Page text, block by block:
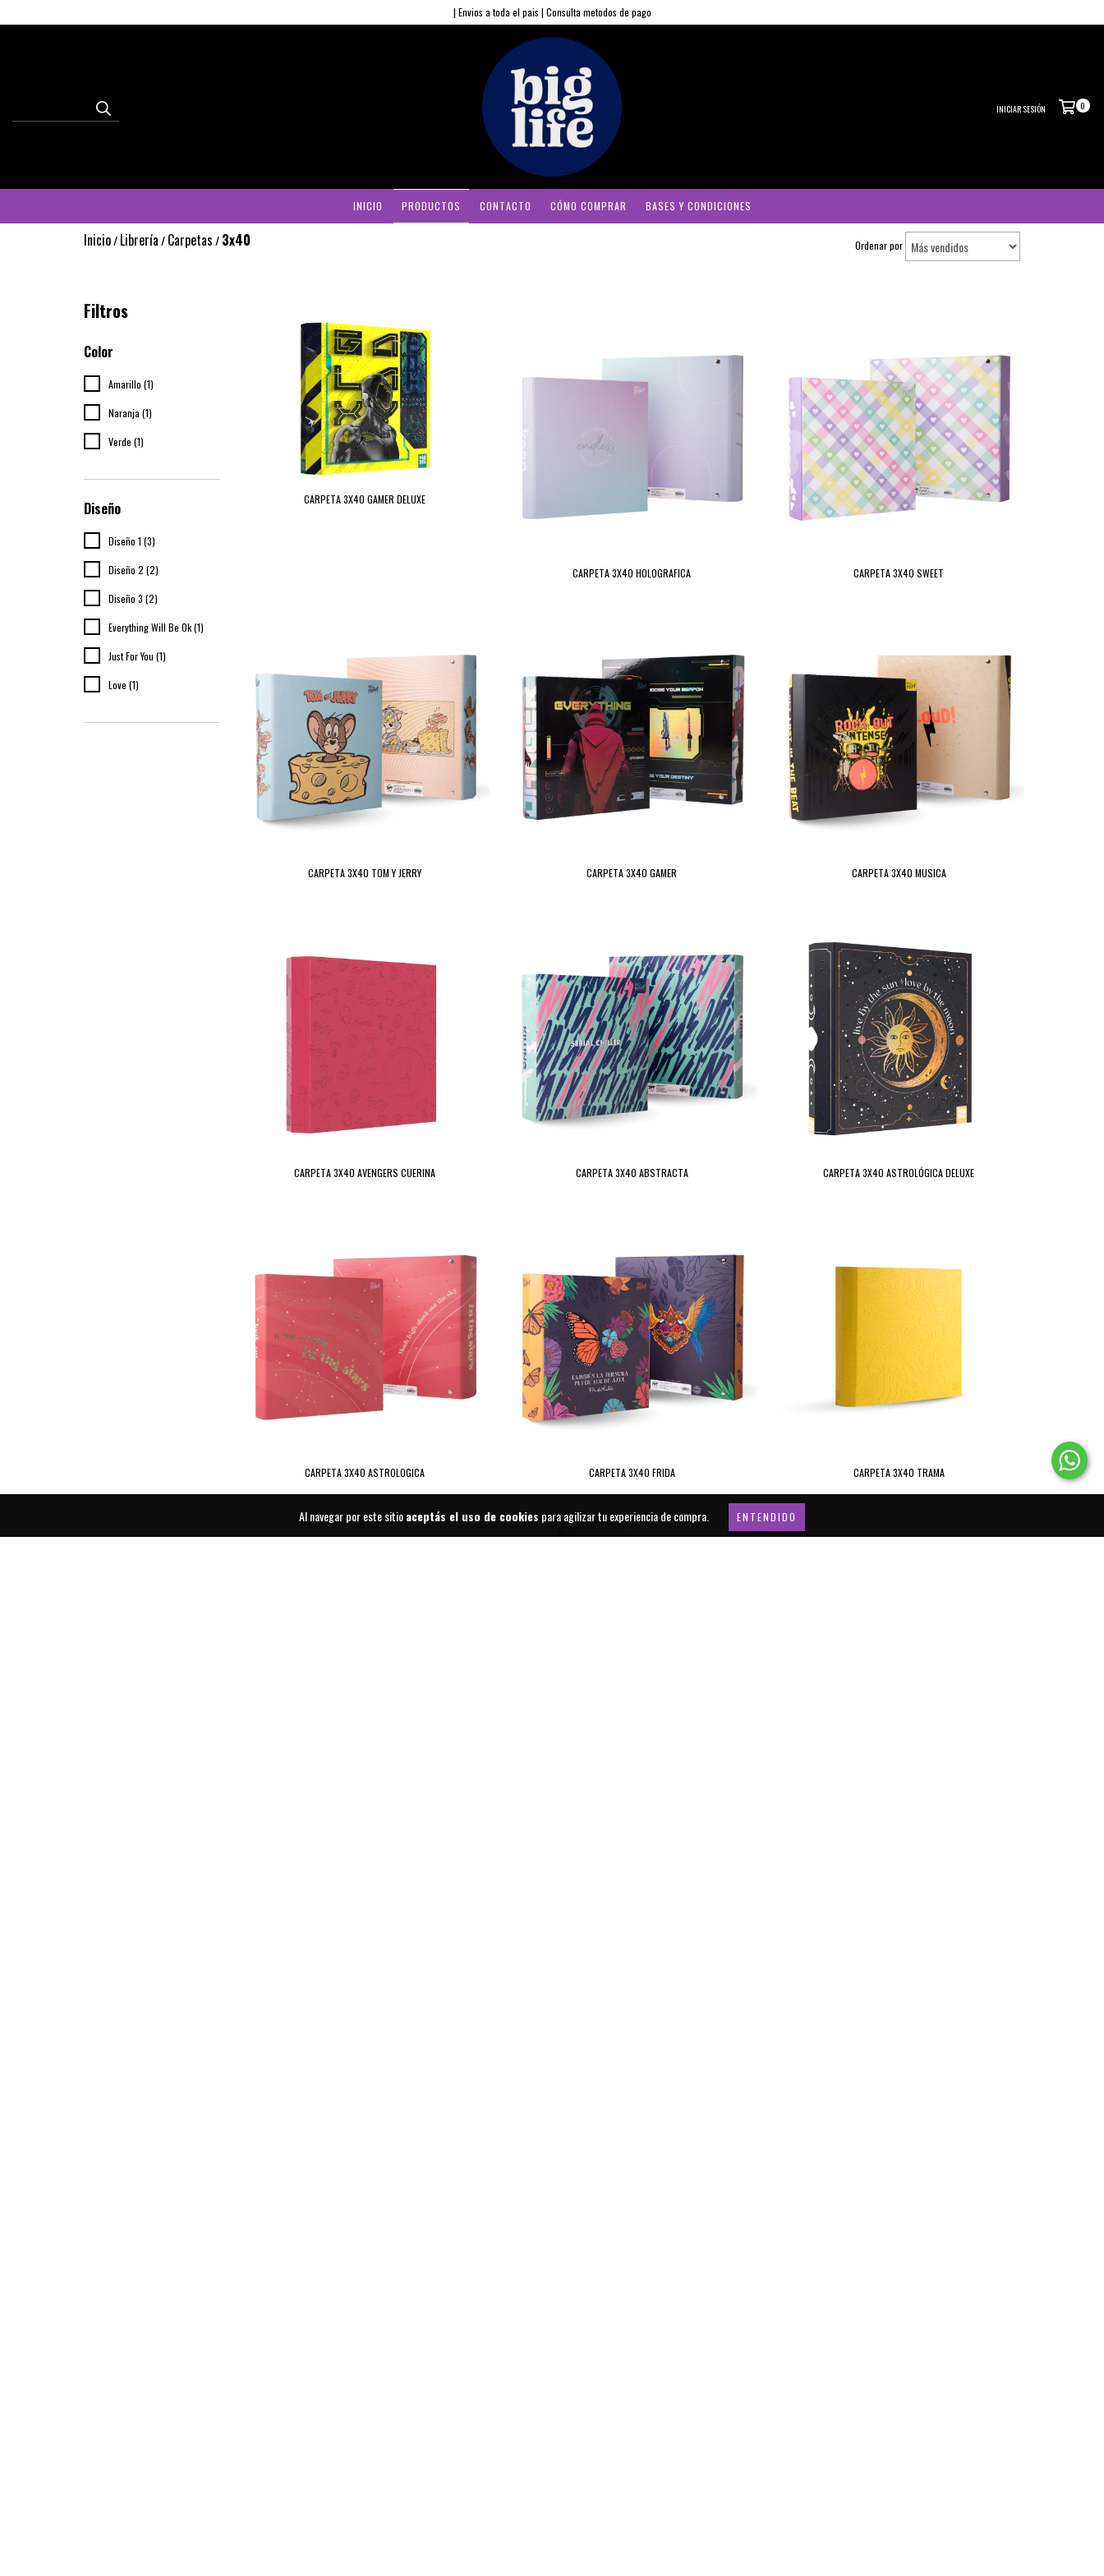
Al navegar por este sitioaceptás el uso de cookies para agilizar tu experiencia de compra. ENTENDIDO
| Envios a toda el pais | Consulta metodos de pago
INICIAR SESIÓN 0
INICIO PRODUCTOS CONTACTO CÓMO COMPRAR BASES Y CONDICIONES
Inicio/Librería/Carpetas/3x40 Ordenar por
Filtros
Color
Amarillo (1)
Naranja (1)
Verde (1)
Diseño
Diseño 1 (3)
Diseño 2 (2)
Diseño 3 (2)
Everything Will Be Ok (1)
Just For You (1)
Love (1)
CARPETA 3X40 GAMER DELUXE
CARPETA 3X40 HOLOGRAFICA CARPETA 3X40 SWEET
CARPETA 3X40 TOM Y JERRY CARPETA 3X40 GAMER CARPETA 3X40 MUSICA
CARPETA 3X40 AVENGERS CUERINA CARPETA 3X40 ABSTRACTA CARPETA 3X40 ASTROLÓGICA DELUXE
CARPETA 3X40 ASTROLOGICA CARPETA 3X40 FRIDA CARPETA 3X40 TRAMA